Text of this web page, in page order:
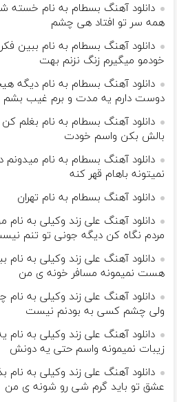
دانلود آهنگ بسطام به نام خسته
همه سر تو افتاد هی چشم
دانلود آهنگ بسطام به نام ببین
خودمو میگیرم زنگ نزنم بهت
دانلود آهنگ بسطام به نام دیگه
دوست دارم یه مدت و برم غیب بشم
دانلود آهنگ بسطام به نام بغلم
بالش بکن واسم خودت
دانلود آهنگ بسطام به نام میدونم
نمیتونه باهام قهر کنه
دانلود آهنگ بسطام به نام تهران
دانلود آهنگ علی زند وکیلی به
مردم نگاه كن دیگه جونى تو تنم
دانلود آهنگ علی زند وکیلی به
هست نمیمونه مسافر خونه ی من
دانلود آهنگ علی زند وکیلی به
ولی چشم كسی به بودنم نیست
دانلود آهنگ علی زند وکیلی به
زيبات نمیمونه واسم حتی یه دونش
دانلود آهنگ علی زند وکیلی به نام
عشق تو باید گرم شی رو شونه ى من